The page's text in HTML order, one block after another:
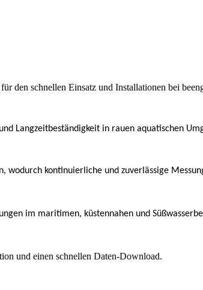
den schnellen Einsatz und Installationen bei
Langzeitbeständigkeit in rauen aquatischen
kontinuierliche und zuverlässige
im maritimen, küstennahen und
und einen schnellen Daten-Download.